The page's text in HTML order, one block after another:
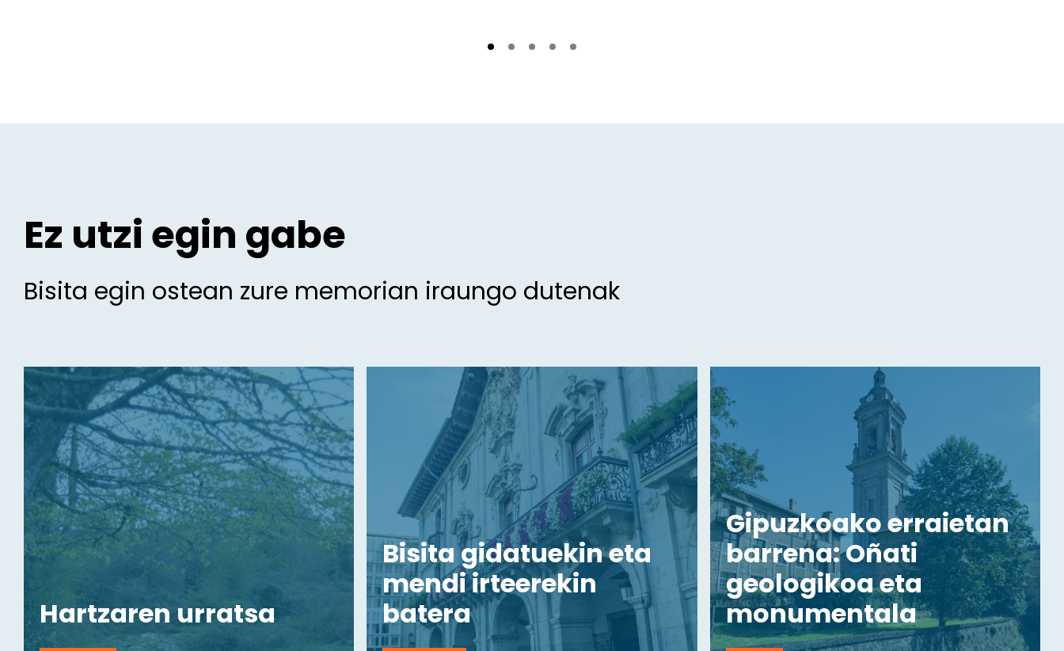
Ez utzi egin gabe
Bisita egin ostean zure memorian iraungo dutenak
Hartzaren urratsa
Bisita gidatuekin eta
mendi irteerekin
batera
Gipuzkoako erraietan
barrena: Oñati
geologikoa eta
monumentala